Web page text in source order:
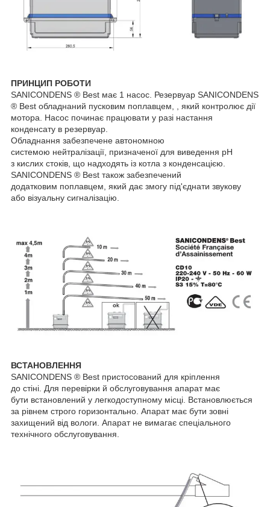
ПРИНЦИП РОБОТИ
SANICONDENS ® Best має 1 насос. Резервуар SANICONDENS
® Best обладнаний пусковим поплавцем, , який контролює дії
мотора. Насос починає працювати у разі настання
конденсату в резервуар.
Обладнання забезпечене автономною
системою нейтралізації, призначеної для виведення pH
з кислих стоків, що надходять із котла з конденсацією.
SANICONDENS ® Best також забезпечений
додатковим поплавцем, який дає змогу під'єднати звукову
або візуальну сигналізацію.
ВСТАНОВЛЕННЯ
SANICONDENS ® Best пристосований для кріплення
до стіні. Для перевірки й обслуговування апарат має
бути встановлений у легкодоступному місці. Встановлюється
за рівнем строго горизонтально. Апарат має бути зовні
захищений від вологи. Апарат не вимагає спеціального
технічного обслуговування.